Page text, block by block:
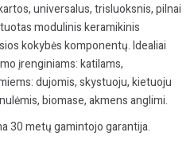
universalus, trisluoksnis, pilnai
modulinis keramikinis
kokybės komponentų. Idealiai
įrenginiams: katilams,
dujomis, skystuoju, kietuoju
biomase, akmens anglimi.
30 metų gamintojo garantija.